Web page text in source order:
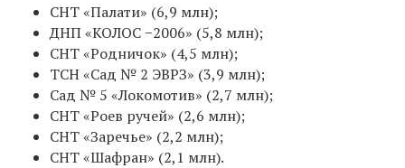
СНТ «Палати» (6,9 млн);
ДНП «КОЛОС −2006» (5,8 млн);
СНТ «Родничок» (4,5 млн);
ТСН «Сад № 2 ЭВРЗ» (3,9 млн);
Сад № 5 «Локомотив» (2,7 млн);
СНТ «Роев ручей» (2,6 млн);
СНТ «Заречье» (2,2 млн);
СНТ «Шафран» (2,1 млн).